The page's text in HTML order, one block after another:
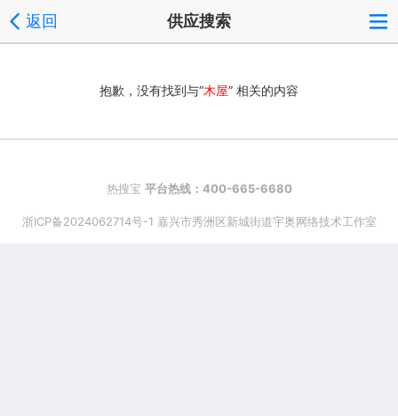
返回 供应搜索
抱歉，没有找到与“木屋” 相关的内容
热搜宝 平台热线：400-665-6680
浙ICP备2024062714号-1 嘉兴市秀洲区新城街道宇奥网络技术工作室